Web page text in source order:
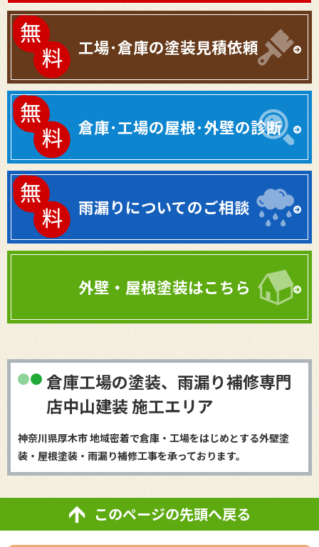
工場･倉庫の塗装見積依頼
倉庫･工場の屋根･外壁の診断
雨漏りについてのご相談
外壁・屋根塗装はこちら
倉庫工場の塗装、雨漏り補修専門
店中山建装 施工エリア
神奈川県厚木市 地域密着で倉庫・工場をはじめとする外壁塗
装・屋根塗装・雨漏り補修工事を承っております。
このページの先頭へ戻る